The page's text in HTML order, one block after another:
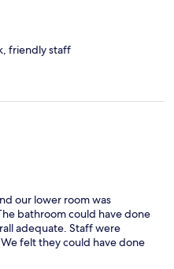
friendly staff
our lower room was
bathroom could have done
adequate. Staff were
felt they could have done